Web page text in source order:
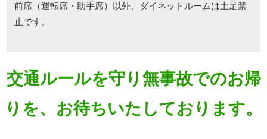
前席（運転席・助手席）以外、ダイネットルームは土足禁
止です。
交通ルールを守り無事故でのお帰
りを、お待ちいたしております。